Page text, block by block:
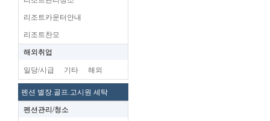
리조트카운터안내
리조트찬모
해외취업
일당/시급 기타 해외
펜션 별장.골프.고시원 세탁
펜션관리/청소